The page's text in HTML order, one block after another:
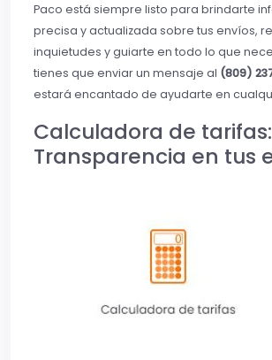
Paco está siempre listo para brindarte
precisa y actualizada sobre tus envíos,
inquietudes y guiarte en todo lo que
tienes que enviar un mensaje al (809)
estará encantado de ayudarte en
Calculadora de tarifas:
Transparencia en tus